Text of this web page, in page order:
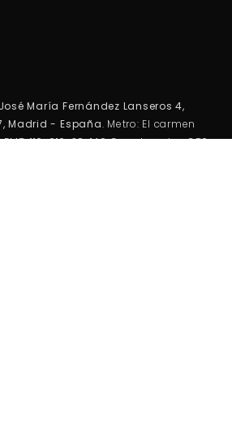
María Fernández Lanseros 4,
Madrid - España. Metro: El carmen
110, 210, 38, 146 Coordenadas GPS: